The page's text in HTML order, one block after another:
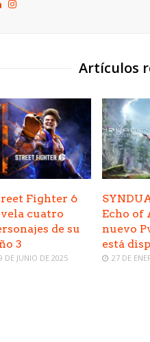
Artículos
Fighter 6
cuatro
de su
3
DE JUNIO DE 2025
Echo of
nuevo
está
27 DE